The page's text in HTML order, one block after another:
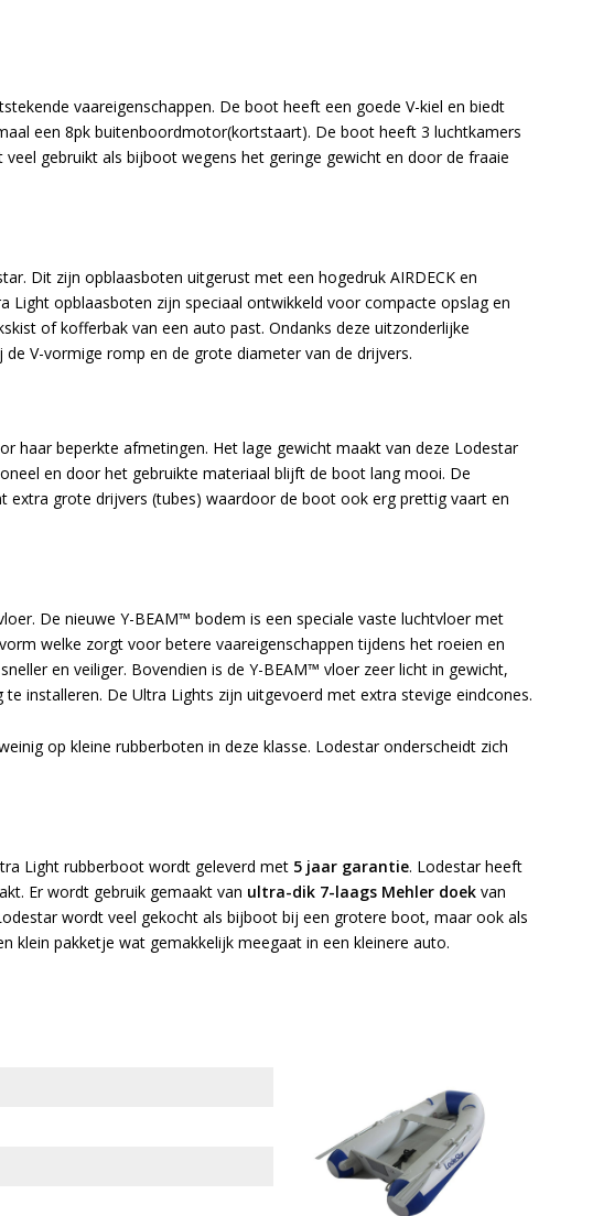
vaareigenschappen. De boot heeft een goede V-kiel en biedt
een 8pk buitenboordmotor(kortstaart). De boot heeft 3 luchtkamers
gebruikt als bijboot wegens het geringe gewicht en door de fraaie
Dit zijn opblaasboten uitgerust met een hogedruk AIRDECK en
Light opblaasboten zijn speciaal ontwikkeld voor compacte opslag en
of kofferbak van een auto past. Ondanks deze uitzonderlijke
V-vormige romp en de grote diameter van de drijvers.
haar beperkte afmetingen. Het lage gewicht maakt van deze Lodestar
en door het gebruikte materiaal blijft de boot lang mooi. De
grote drijvers (tubes) waardoor de boot ook erg prettig vaart en
De nieuwe Y-BEAM™ bodem is een speciale vaste luchtvloer met
welke zorgt voor betere vaareigenschappen tijdens het roeien en
en veiliger. Bovendien is de Y-BEAM™ vloer zeer licht in gewicht,
installeren. De Ultra Lights zijn uitgevoerd met extra stevige eindcones.
op kleine rubberboten in deze klasse. Lodestar onderscheidt zich
Light rubberboot wordt geleverd met5 jaar garantie. Lodestar heeft
Er wordt gebruik gemaakt van ultra-dik 7-laags Mehler doekvan
wordt veel gekocht als bijboot bij een grotere boot, maar ook als
klein pakketje wat gemakkelijk meegaat in een kleinere auto.